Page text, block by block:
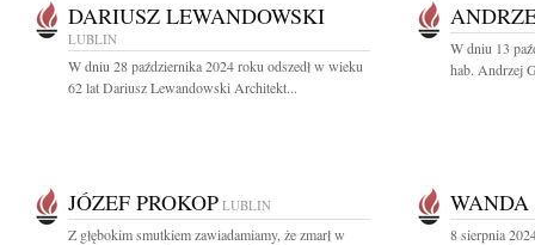
DARIUSZ LEWANDOWSKI
LUBLIN
W dniu 28 października 2024 roku odszedł w wieku
62 lat Dariusz Lewandowski Architekt...
W dniu 13
hab. Andrzej
JÓZEF PROKOP LUBLIN
Z głębokim smutkiem zawiadamiamy, że zmarł w
WANDA
8 sierpnia